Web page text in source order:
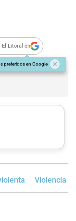
El Litoral en
preferidos en Google
Violencia